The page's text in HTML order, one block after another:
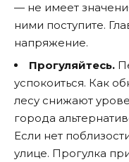
— не имеет
ними поступите.
напряжение.
Прогуляйтесь.
успокоиться. Как
лесу снижают
города
Если нет
улице. Прогулка